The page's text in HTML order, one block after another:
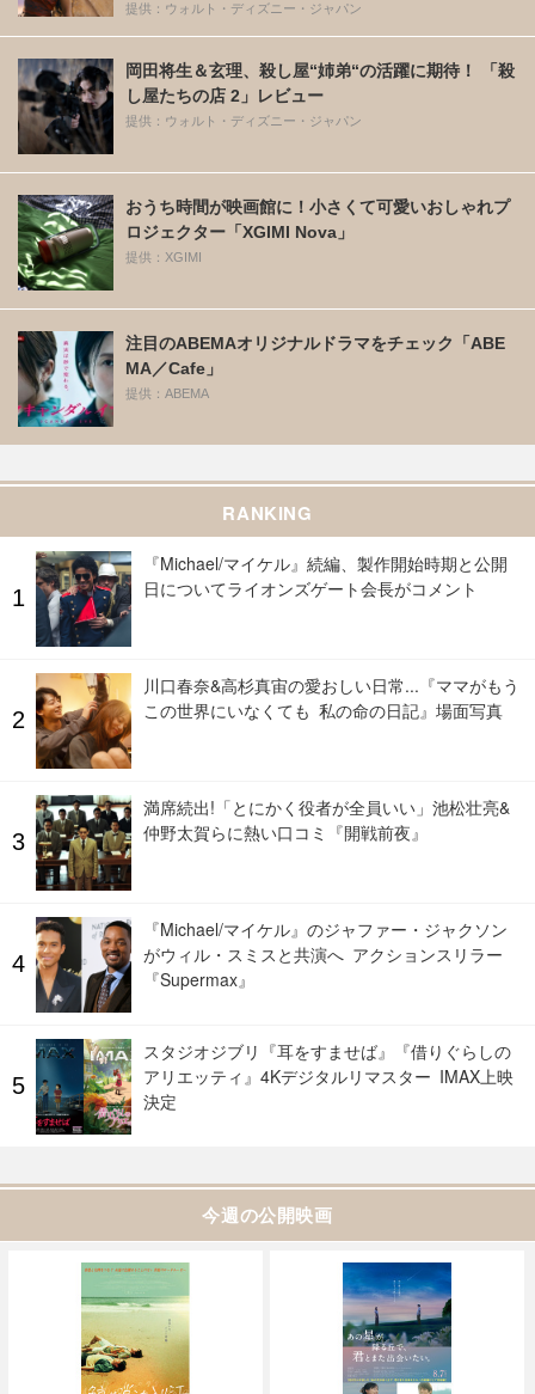
提供：ウォルト・ディズニー・ジャパン
岡田将生＆玄理、殺し屋“姉弟“の活躍に期待！ 「殺
し屋たちの店 2」レビュー
提供：ウォルト・ディズニー・ジャパン
おうち時間が映画館に！小さくて可愛いおしゃれプ
ロジェクター「XGIMI Nova」
提供：XGIMI
注目のABEMAオリジナルドラマをチェック「ABE
MA／Cafe」
提供：ABEMA
RANKING
『Michael/マイケル』続編、製作開始時期と公開
日についてライオンズゲート会長がコメント
川口春奈&高杉真宙の愛おしい日常...『ママがもう
この世界にいなくても 私の命の日記』場面写真
満席続出!「とにかく役者が全員いい」池松壮亮&
仲野太賀らに熱い口コミ『開戦前夜』
『Michael/マイケル』のジャファー・ジャクソン
がウィル・スミスと共演へ アクションスリラー
『Supermax』
スタジオジブリ『耳をすませば』『借りぐらしの
アリエッティ』4Kデジタルリマスター IMAX上映
決定
今週の公開映画